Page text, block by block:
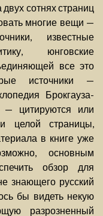
сотнях страниц
многие вещи —
известные
юнговские
все это
источники —
Брокгауза-
цитируются или
целой страницы,
в книге уже
основным
обзор для
знающего русский
бы видеть некую
разрозненный